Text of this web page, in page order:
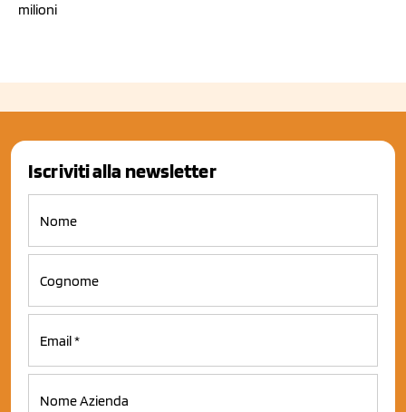
milioni
Iscriviti alla newsletter